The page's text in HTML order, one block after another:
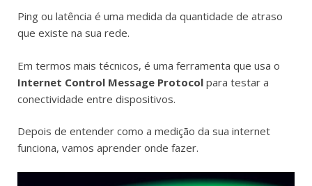
Ping ou latência é uma medida da quantidade de atraso
que existe na sua rede.
Em termos mais técnicos, é uma ferramenta que usa o
Internet Control Message Protocol para testar a
conectividade entre dispositivos.
Depois de entender como a medição da sua internet
funciona, vamos aprender onde fazer.